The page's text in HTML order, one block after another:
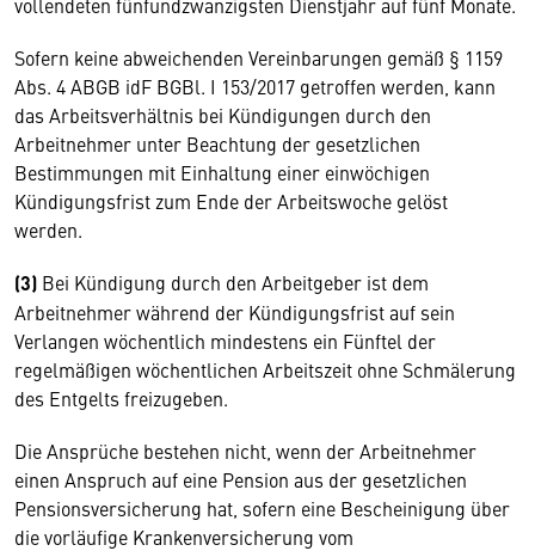
Sofern keine abweichenden Vereinbarungen gemäß § 1159
Abs. 4 ABGB idF BGBl. I 153/2017 getroffen werden, kann
das Arbeitsverhältnis bei Kündigungen durch den
Arbeitnehmer unter Beachtung der gesetzlichen
Bestimmungen mit Einhaltung einer einwöchigen
Kündigungsfrist zum Ende der Arbeitswoche gelöst
werden.
(3) Bei Kündigung durch den Arbeitgeber ist dem
Arbeitnehmer während der Kündigungsfrist auf sein
Verlangen wöchentlich mindestens ein Fünftel der
regelmäßigen wöchentlichen Arbeitszeit ohne Schmälerung
des Entgelts freizugeben.
Die Ansprüche bestehen nicht, wenn der Arbeitnehmer
einen Anspruch auf eine Pension aus der gesetzlichen
Pensionsversicherung hat, sofern eine Bescheinigung über
die vorläufige Krankenversicherung vom